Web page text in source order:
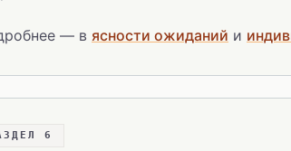
— в ясности ожиданий и
6